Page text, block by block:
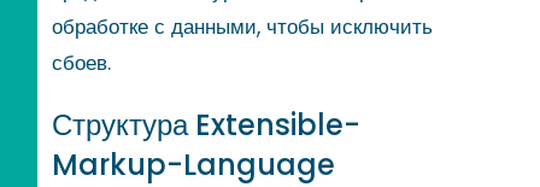
обработке с данными, чтобы исключить
сбоев.
Структура Extensible-
Markup-Language